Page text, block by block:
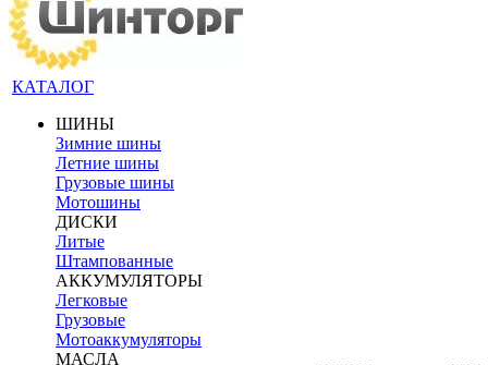
КАТАЛОГ
ШИНЫ
Зимние шины
Летние шины
Грузовые шины
Мотошины
ДИСКИ
Литые
Штампованные
АККУМУЛЯТОРЫ
Легковые
Грузовые
Мотоаккумуляторы
МАСЛА